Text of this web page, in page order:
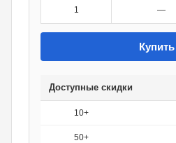
1 —
Купить
Доступные скидки
10+
50+